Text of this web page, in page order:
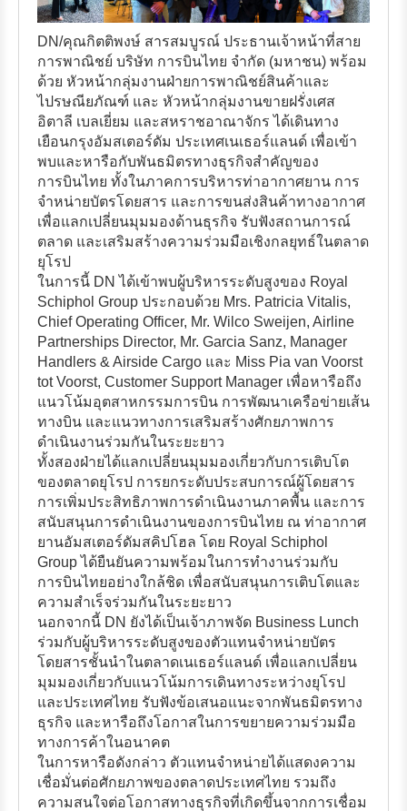
DN/คุณกิตติพงษ์ สารสมบูรณ์ ประธานเจ้าหน้าที่สาย
การพาณิชย์ บริษัท การบินไทย จำกัด (มหาชน) พร้อม
ด้วย หัวหน้ากลุ่มงานฝ่ายการพาณิชย์สินค้าและ
ไปรษณียภัณฑ์ และ หัวหน้ากลุ่มงานขายฝรั่งเศส
อิตาลี เบลเยี่ยม และสหราชอาณาจักร ได้เดินทาง
เยือนกรุงอัมสเตอร์ดัม ประเทศเนเธอร์แลนด์ เพื่อเข้า
พบและหารือกับพันธมิตรทางธุรกิจสำคัญของ
การบินไทย ทั้งในภาคการบริหารท่าอากาศยาน การ
จำหน่ายบัตรโดยสาร และการขนส่งสินค้าทางอากาศ
เพื่อแลกเปลี่ยนมุมมองด้านธุรกิจ รับฟังสถานการณ์
ตลาด และเสริมสร้างความร่วมมือเชิงกลยุทธ์ในตลาด
ยุโรป
ในการนี้ DN ได้เข้าพบผู้บริหารระดับสูงของ Royal
Schiphol Group ประกอบด้วย Mrs. Patricia Vitalis,
Chief Operating Officer, Mr. Wilco Sweijen, Airline
Partnerships Director, Mr. Garcia Sanz, Manager
Handlers & Airside Cargo และ Miss Pia van Voorst
tot Voorst, Customer Support Manager เพื่อหารือถึง
แนวโน้มอุตสาหกรรมการบิน การพัฒนาเครือข่ายเส้น
ทางบิน และแนวทางการเสริมสร้างศักยภาพการ
ดำเนินงานร่วมกันในระยะยาว
ทั้งสองฝ่ายได้แลกเปลี่ยนมุมมองเกี่ยวกับการเติบโต
ของตลาดยุโรป การยกระดับประสบการณ์ผู้โดยสาร
การเพิ่มประสิทธิภาพการดำเนินงานภาคพื้น และการ
สนับสนุนการดำเนินงานของการบินไทย ณ ท่าอากาศ
ยานอัมสเตอร์ดัมสคิปโฮล โดย Royal Schiphol
Group ได้ยืนยันความพร้อมในการทำงานร่วมกับ
การบินไทยอย่างใกล้ชิด เพื่อสนับสนุนการเติบโตและ
ความสำเร็จร่วมกันในระยะยาว
นอกจากนี้ DN ยังได้เป็นเจ้าภาพจัด Business Lunch
ร่วมกับผู้บริหารระดับสูงของตัวแทนจำหน่ายบัตร
โดยสารชั้นนำในตลาดเนเธอร์แลนด์ เพื่อแลกเปลี่ยน
มุมมองเกี่ยวกับแนวโน้มการเดินทางระหว่างยุโรป
และประเทศไทย รับฟังข้อเสนอแนะจากพันธมิตรทาง
ธุรกิจ และหารือถึงโอกาสในการขยายความร่วมมือ
ทางการค้าในอนาคต
ในการหารือดังกล่าว ตัวแทนจำหน่ายได้แสดงความ
เชื่อมั่นต่อศักยภาพของตลาดประเทศไทย รวมถึง
ความสนใจต่อโอกาสทางธุรกิจที่เกิดขึ้นจากการเชื่อม